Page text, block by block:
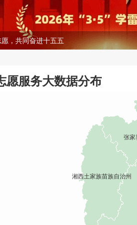
，共同奋进十五五
愿服务大数据分布